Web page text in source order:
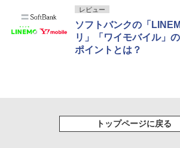
レビュー
ソフトバンクの「
リ」「ワイモバイル」
ポイントとは？
トップページに戻る